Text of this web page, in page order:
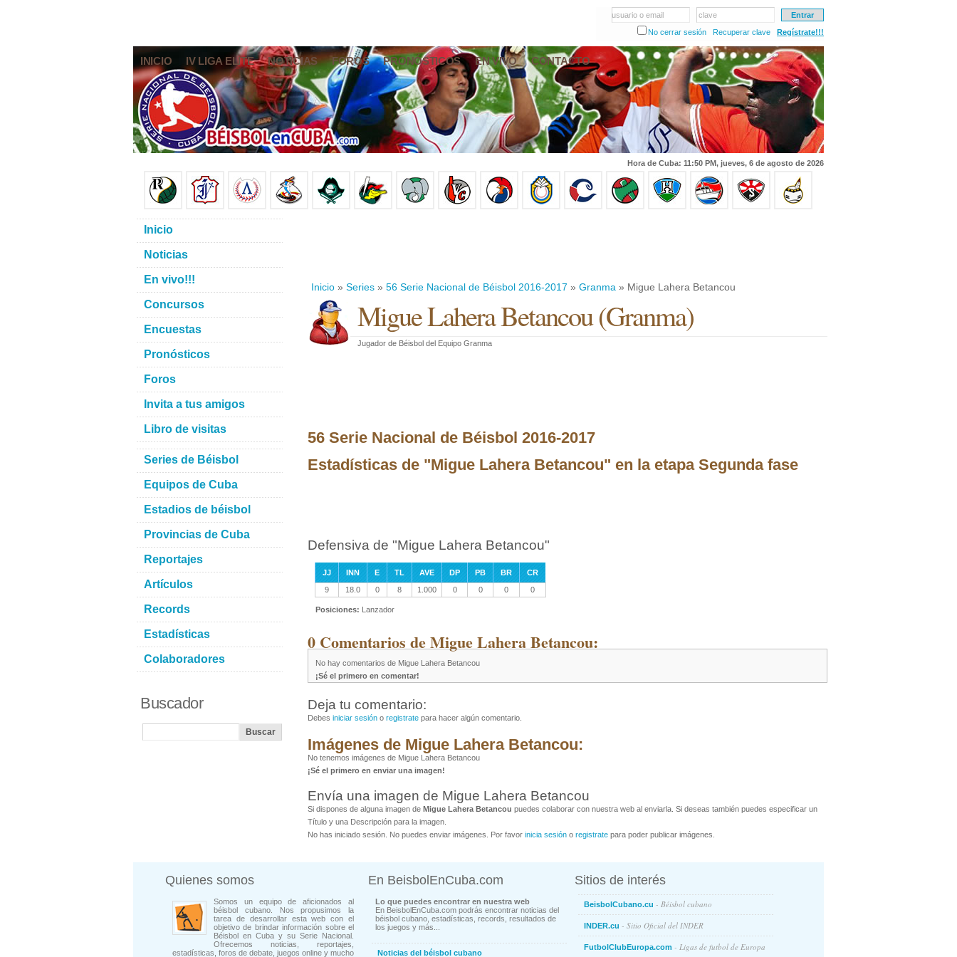
usuario o email
clave
No cerrar sesión
Recuperar clave Regístrate!!!
INICIO IV LIGA ELITE NOTICIAS FOROS PRONÓSTICOS EN VIVO CONTACTO
Hora de Cuba: 11:50 PM, jueves, 6 de agosto de 2026
Inicio » Series » 56 Serie Nacional de Béisbol 2016-2017 » Granma » Migue Lahera Betancou
Migue Lahera Betancou(Granma)
Jugador de Béisbol del Equipo Granma
56 Serie Nacional de Béisbol 2016-2017
Estadísticas de "Migue Lahera Betancou" en la etapa Segunda fase
Defensiva de "Migue Lahera Betancou"
JJ INN E TL AVE DP PB BR
CR
9
18.0 0 8 1.000 0 0 0 0
Posiciones: Lanzador
0 Comentarios de Migue Lahera Betancou:
No hay comentarios de Migue Lahera Betancou
¡Sé el primero en comentar!
Deja tu comentario:
Debes iniciar sesión o registrate para hacer algún comentario.
Imágenes de Migue Lahera Betancou:
No tenemos imágenes de Migue Lahera Betancou
¡Sé el primero en enviar una imagen!
Envía una imagen de Migue Lahera Betancou
Si dispones de alguna imagen de Migue Lahera Betancou puedes colaborar con nuestra web al enviarla. Si deseas también puedes especificar un
Título y una Descripción para la imagen.
No has iniciado sesión. No puedes enviar imágenes. Por favor inicia sesión o registrate para poder publicar imágenes.
Inicio
Noticias
En vivo!!!
Concursos
Encuestas
Pronósticos
Foros
Invita a tus amigos
Libro de visitas
Series de Béisbol
Equipos de Cuba
Estadios de béisbol
Provincias de Cuba
Reportajes
Artículos
Records
Estadísticas
Colaboradores
Buscador
Quienes somos
Somos un equipo de aficionados al
béisbol cubano. Nos propusimos la
tarea de desarrollar esta web con el
objetivo de brindar información sobre el
Béisbol en Cuba y su Serie Nacional.
Ofrecemos noticias, reportajes,
estadísticas, foros de debate, juegos online y mucho
En BeisbolEnCuba.com
Lo que puedes encontrar en nuestra web
En BeisbolEnCuba.com podrás encontrar noticias del
béisbol cubano, estadísticas, records, resultados de
los juegos y más...
Noticias del béisbol cubano
Sitios de interés
BeisbolCubano.cu - Béisbol cubano
INDER.cu - Sitio Oficial del INDER
FutbolClubEuropa.com - Ligas de futbol de Europa